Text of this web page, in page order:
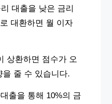
대출을 낮은 금리
대환하면 월 이자
상환하면 점수가 오
줄 수 있습니다.
출을 통해 10%의 금